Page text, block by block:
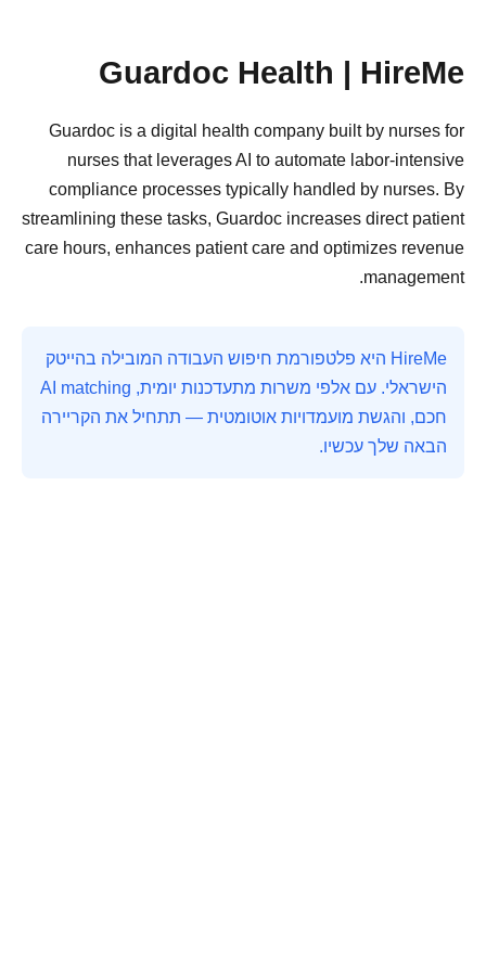
Guardoc Health | HireMe
Guardoc is a digital health company built by nurses for
nurses that leverages AI to automate labor-intensive
compliance processes typically handled by nurses. By
streamlining these tasks, Guardoc increases direct patient
care hours, enhances patient care and optimizes revenue
management.
HireMe היא פלטפורמת חיפוש העבודה המובילה בהייטק
הישראלי. עם אלפי משרות מתעדכנות יומית, AI matching
חכם, והגשת מועמדויות אוטומטית — תתחיל את הקריירה
הבאה שלך עכשיו.